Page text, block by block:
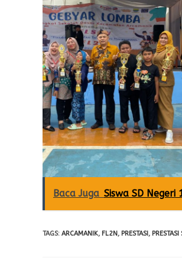
Baca Juga Siswa SD
TAGS: ARCAMANIK, FL2N, PRESTASI,